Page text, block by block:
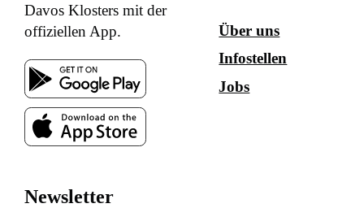
Davos Klosters mit der
offiziellen App.
Über uns
Infostellen
Jobs
Newsletter